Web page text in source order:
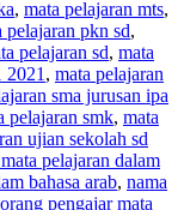
, mata pelajaran mts,
pelajaran pkn sd,
pelajaran sd, mata
2021 , mata pelajaran
sma jurusan ipa
pelajaran smk, mata
ujian sekolah sd
pelajaran dalam
bahasa arab, nama
pengajar mata